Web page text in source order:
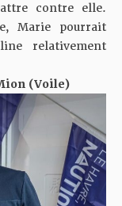
contre elle.
Marie pourrait
relativement
(Voile)